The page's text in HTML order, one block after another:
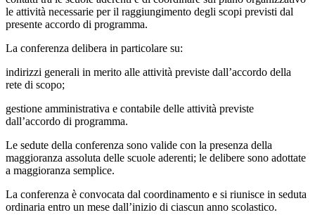
le attività necessarie per il raggiungimento degli scopi previsti dal
presente accordo di programma.
La conferenza delibera in particolare su:
indirizzi generali in merito alle attività previste dall’accordo della
rete di scopo;
gestione amministrativa e contabile delle attività previste
dall’accordo di programma.
Le sedute della conferenza sono valide con la presenza della
maggioranza assoluta delle scuole aderenti; le delibere sono adottate
a maggioranza semplice.
La conferenza è convocata dal coordinamento e si riunisce in seduta
ordinaria entro un mese dall’inizio di ciascun anno scolastico.